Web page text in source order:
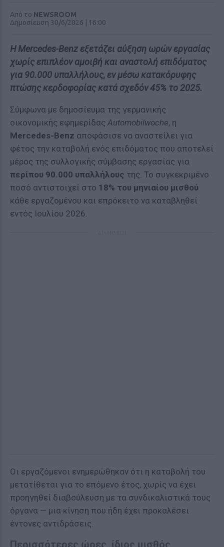
Από το NEWSROOM
Δημοσίευση 30/6/2026 | 16:00
Η Mercedes-Benz εξετάζει αύξηση ωρών εργασίας
χωρίς επιπλέον αμοιβή και αναστολή επιδόματος
για 90.000 υπαλλήλους, εν μέσω κατακόρυφης
πτώσης κερδοφορίας κατά σχεδόν 45% το 2025.
Σύμφωνα με δημοσίευμα της γερμανικής
οικονομικής εφημερίδας Automobilwoche, η
Mercedes-Benz αποφάσισε να αναστείλει για
φέτος την καταβολή ενός επιδόματος που αποτελεί
μέρος της συλλογικής σύμβασης εργασίας για
περίπου 90.000 υπαλλήλους της. Το συγκεκριμένο
ποσό αντιστοιχεί στο 18% του μηνιαίου μισθού
κάθε εργαζομένου και επρόκειτο να καταβληθεί
εντός Ιουλίου 2026.
Οι εργαζόμενοι ενημερώθηκαν ότι η καταβολή του
μετατίθεται για το επόμενο έτος, χωρίς να έχει
προηγηθεί διαβούλευση με τα συνδικαλιστικά τους
όργανα — μια κίνηση που ήδη έχει προκαλέσει
έντονες αντιδράσεις.
Περισσότερες ώρες, ίδιος μισθός